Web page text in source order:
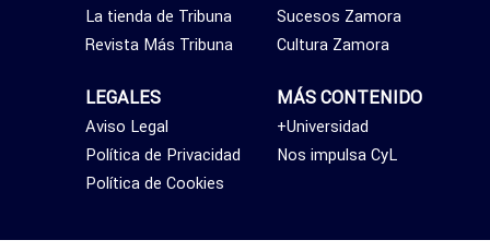
Sucesos Zamora
Cultura Zamora
MÁS CONTENIDO
+Universidad
Nos impulsa CyL
La tienda de Tribuna
Revista Más Tribuna
LEGALES
Aviso Legal
Política de Privacidad
Política de Cookies